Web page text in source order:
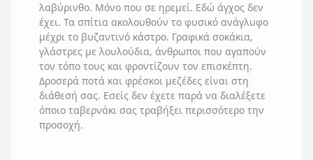
λαβύρινθο. Μόνο που σε ηρεμεί. Εδώ άγχος δεν
έχει. Τα σπίτια ακολουθούν το φυσικό ανάγλυφο
μέχρι το βυζαντινό κάστρο. Γραφικά σοκάκια,
γλάστρες με λουλούδια, άνθρωποι που αγαπούν
τον τόπο τους και φροντίζουν τον επισκέπτη.
Δροσερά ποτά και φρέσκοι μεζέδες είναι στη
διάθεσή σας. Εσείς δεν έχετε παρά να διαλέξετε
όποιο ταβερνάκι σας τραβήξει περισσότερο την
προσοχή.